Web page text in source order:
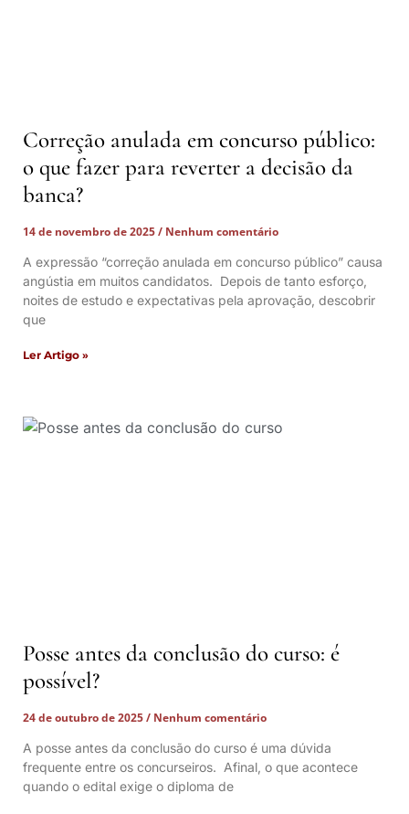
Correção anulada em concurso público:
o que fazer para reverter a decisão da
banca?
14 de novembro de 2025
Nenhum comentário
A expressão “correção anulada em concurso público” causa
angústia em muitos candidatos. Depois de tanto esforço,
noites de estudo e expectativas pela aprovação, descobrir
que
Ler Artigo »
Posse antes da conclusão do curso: é
possível?
24 de outubro de 2025
Nenhum comentário
A posse antes da conclusão do curso é uma dúvida
frequente entre os concurseiros. Afinal, o que acontece
quando o edital exige o diploma de